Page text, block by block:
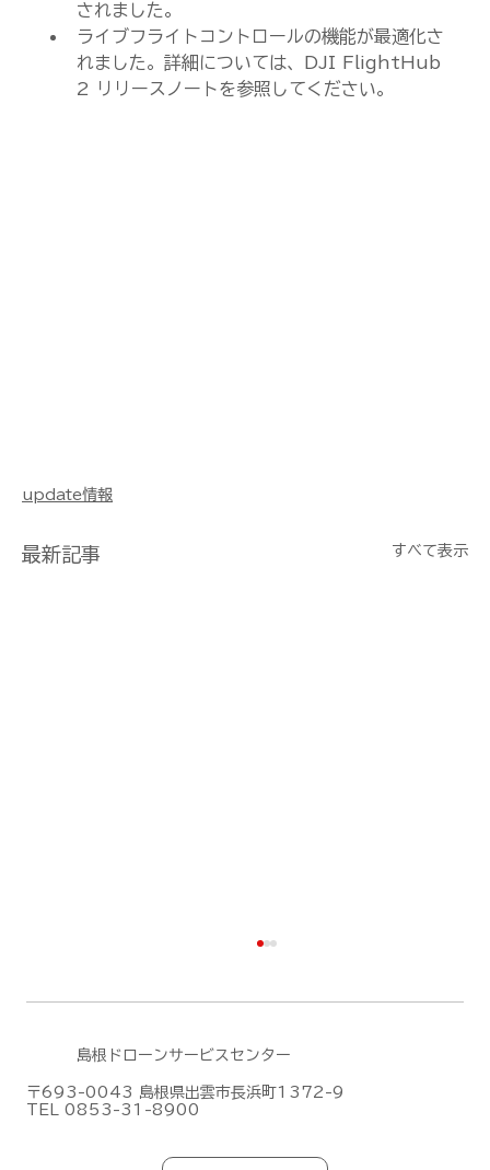
されました。
ライブフライトコントロールの機能が最適化さ
れました。詳細については、DJI FlightHub
2 リリースノートを参照してください。
update情報
最新記事 すべて表示
島根ドローンサービスセンター
〒693-0043 島根県出雲市長浜町1372-9
TEL 0853-31-8900